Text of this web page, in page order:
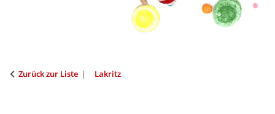
Zurück zur Liste Lakritz